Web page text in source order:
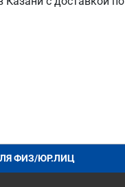
ФИЗ/ЮР.ЛИЦ